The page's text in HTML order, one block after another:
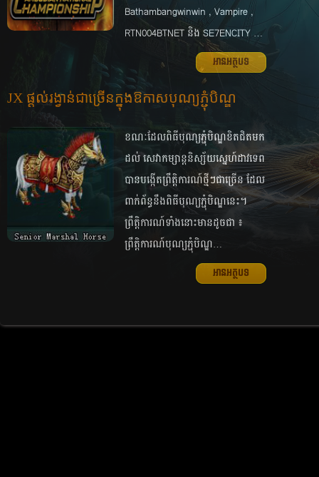
Bathambangwinwin , Vampire ,
RTN004BTNET និង SE7ENCITY …
អានអត្ថបទ
JX ផ្ដល់​រង្វាន់​ជា​ច្រើនក្នុង​ឱកាស​​បុណ្យ​ភ្ជុំបិណ្ឌ
ខណៈ​ដែល​ពិធី​បុណ្យ​ភ្ជុំ​បិណ្ឌ​ខិត​ជិត​មក​
ដល់​ សេវា​កម្សាន្ត​និស្ស័យ​ស្នេហ៍​ដាវ​ទេព
បាន​បង្កើត​ព្រឹត្តិការណ៍​ថ្មី​ៗ​ជា​ច្រើន ដែល​​
ពាក់​ព័ន្ធ​នឹង​ពិ​ធី​បុណ្យ​ភ្ជុំ​បិណ្ឌ​នេះ។
ព្រឹត្តិការណ៍​ទាំង​នោះ​មាន​ដូច​ជា ៖
ព្រឹត្តិការណ៍​បុណ្យ​ភ្ជុំ​បិណ្ឌ…
អានអត្ថបទ